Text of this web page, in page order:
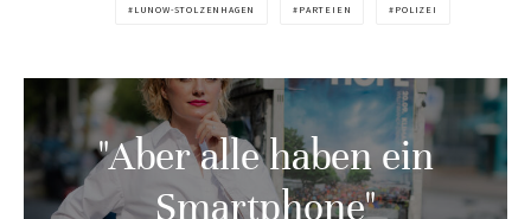
LUNOW-STOLZENHAGEN PARTEIEN POLIZEI
"Aber alle haben ein
Smartphone"